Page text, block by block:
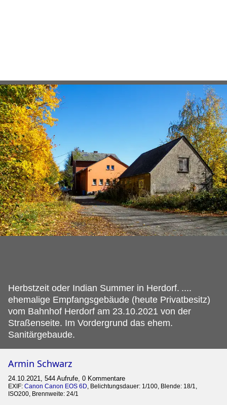
Herbstzeit oder Indian Summer in Herdorf. ....
ehemalige Empfangsgebäude (heute Privatbesitz)
vom Bahnhof Herdorf am 23.10.2021 von der
Straßenseite. Im Vordergrund das ehem.
Sanitärgebaude.
Armin Schwarz
24.10.2021, 544 Aufrufe, 0 Kommentare
EXIF: Canon Canon EOS 6D, Belichtungsdauer: 1/100, Blende: 18/1,
ISO200, Brennweite: 24/1